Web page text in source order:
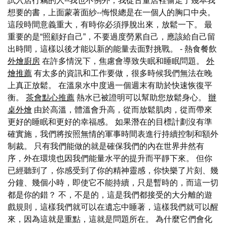
想要的書，上面蒙著面紗--悔恨總是在一個人的胸口中央。
這段時間意義重大，有時你必須掙脫出來，放鬆一下。 最
重要的是“照顧好自己”，不要過度勞累自己，應該給自己留
出時間，這樣以後才能以新的能量去面對挑戰。 - 熱食餐飲
外燴廚房 在許多情況下，焦慮會導致失眠和睡眠問題。 外
燴推薦 有太多的資訊和工作要做，很多時候我們無法在晚
上真正放鬆。 在溫泉水中度過一個週末有助於快速恢復平
衡。 茶會點心推薦 熱水已被證明可以幫助您放鬆身心。 辦
桌外燴 由於高溫，體溫會升高，從而放鬆肌肉，從而帶來
更好的睡眠和更好的幸福感。 如果潛在的目標計劃沒有準
確實施，我們將按照無情的軍事時間表進行持續控制和額外
制裁。 只有我們能做的就是確保我們的內在世界井然有
序，外在環境也因我們能量水平的提升而平靜下來。 但你
已經聽到了，你感受到了你的精神靈感，你快樂了片刻、幾
分鐘、幾個小時，即使它不能持續，只是暫時的，而這一切
都是你的錯？ 不，不是的，這是我們都接受的大分離的遊
戲規則，這樣我們就可以在遺忘中睡著，這樣我們就可以醒
來，因為這就是重點，這就是問題所在。 為什麼它們會化